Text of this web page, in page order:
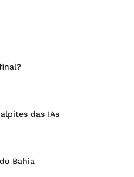
das IAs
Bahia